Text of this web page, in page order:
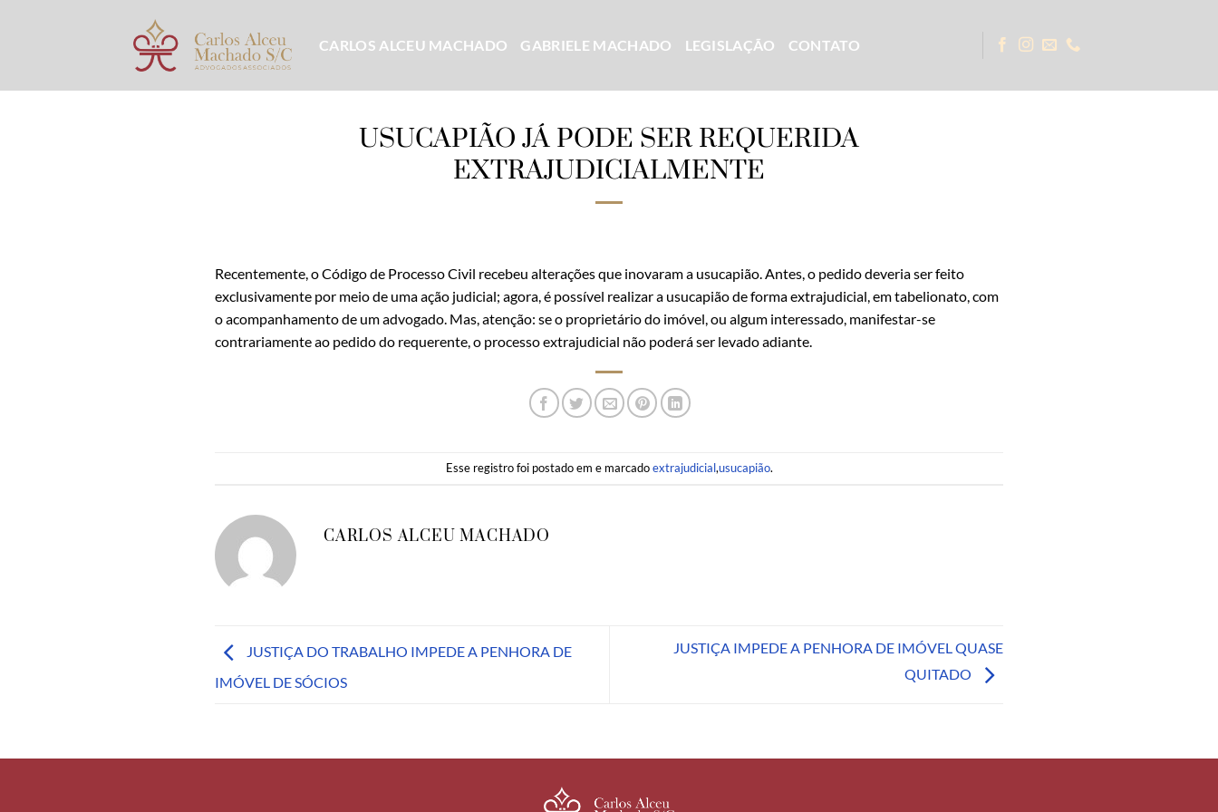
CARLOS ALCEU MACHADO GABRIELE MACHADO LEGISLAÇÃO CONTATO
USUCAPIÃO JÁ PODE SER REQUERIDA
EXTRAJUDICIALMENTE
Recentemente, o Código de Processo Civil recebeu alterações que inovaram a usucapião. Antes, o pedido deveria ser feito
exclusivamente por meio de uma ação judicial; agora, é possível realizar a usucapião de forma extrajudicial, em tabelionato, com
o acompanhamento de um advogado. Mas, atenção: se o proprietário do imóvel, ou algum interessado, manifestar-se
contrariamente ao pedido do requerente, o processo extrajudicial não poderá ser levado adiante.
Esse registro foi postado em e marcadoextrajudicial,usucapião.
CARLOS ALCEU MACHADO
JUSTIÇA DO TRABALHO IMPEDE A PENHORA DE
IMÓVEL DE SÓCIOS
JUSTIÇA IMPEDE A PENHORA DE IMÓVEL QUASE
QUITADO